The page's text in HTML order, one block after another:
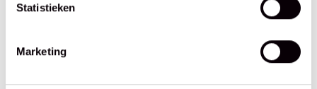
Statistieken
Marketing